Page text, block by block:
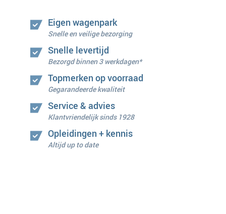
Eigen wagenpark
Snelle en veilige bezorging
Snelle levertijd
Bezorgd binnen 3 werkdagen*
Topmerken op voorraad
Gegarandeerde kwaliteit
Service & advies
Klantvriendelijk sinds 1928
Opleidingen + kennis
Altijd up to date